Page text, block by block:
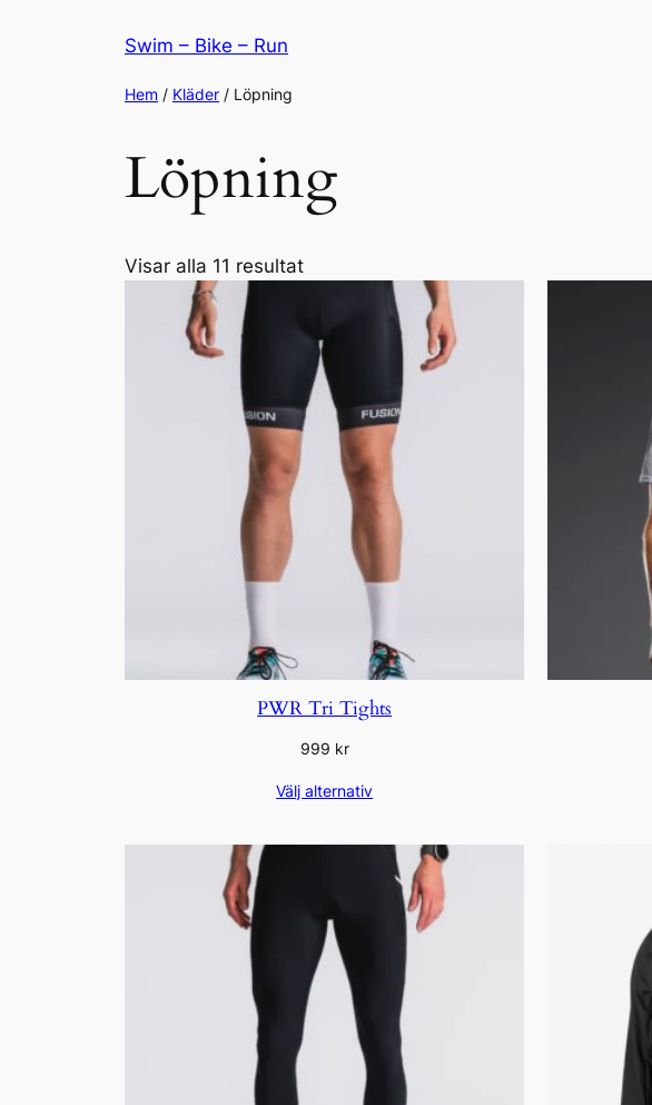
Swim – Bike – Run
Hem / Kläder / Löpning
Löpning
Visar alla 11 resultat
PWR Tri Tights
999 kr
Välj alternativ